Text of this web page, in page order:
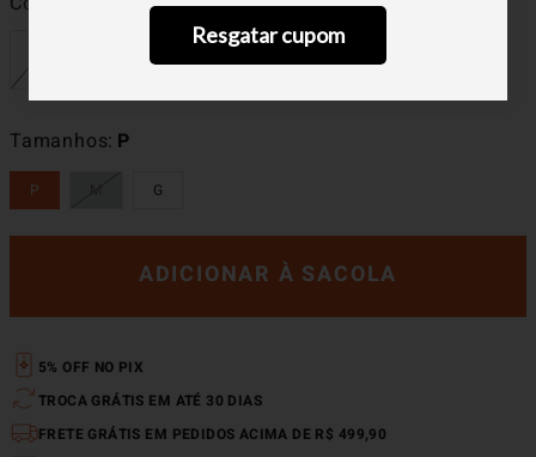
Resgatar cupom
Tamanhos P
P G
ADICIONAR À SACOLA
5% OFF NO PIX
TROCA GRÁTIS EM ATÉ 30 DIAS
FRETE GRÁTIS EM PEDIDOS ACIMA DE R$ 499,90